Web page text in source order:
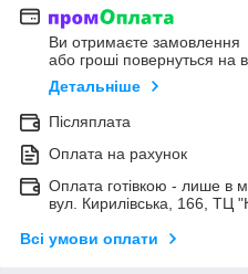
Ви отримаєте замовлення
або гроші повернуться на
Детальніше
Післяплата
Оплата на рахунок
Оплата готівкою - лише в
вул. Кирилівська, 166, ТЦ
Всі умови оплати